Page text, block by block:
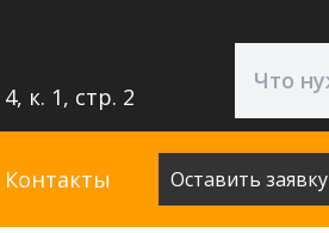
к. 1, стр. 2
Контакты Оставить заявку